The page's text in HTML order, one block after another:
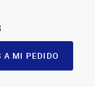
A MI PEDIDO